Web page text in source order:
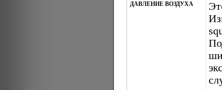
ДАВЛЕНИЕ ВОЗДУХА